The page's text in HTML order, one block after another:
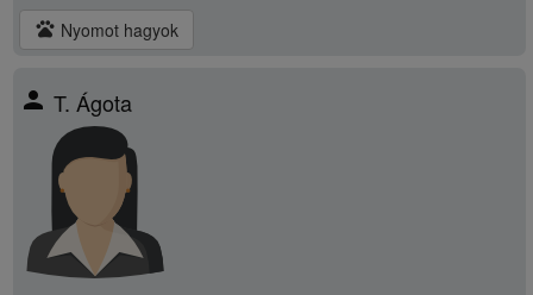
pets Nyomot hagyok
person T. Ágota